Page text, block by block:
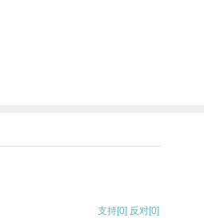
支持[0] 反对[0]